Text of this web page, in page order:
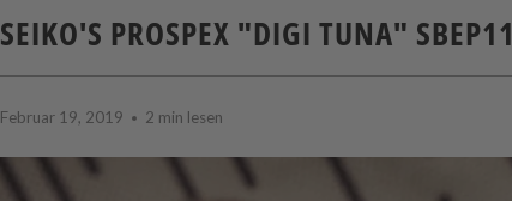
SEIKO'S PROSPEX "DIGI TUNA" SBEP11
Februar 19, 2019 2 min lesen